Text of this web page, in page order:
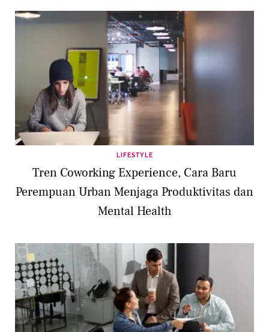
LIFESTYLE
Tren Coworking Experience, Cara Baru
Perempuan Urban Menjaga Produktivitas dan
Mental Health